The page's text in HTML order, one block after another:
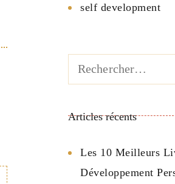
self development
Rechercher :
Articles récents
Les 10 Meilleurs
Développement